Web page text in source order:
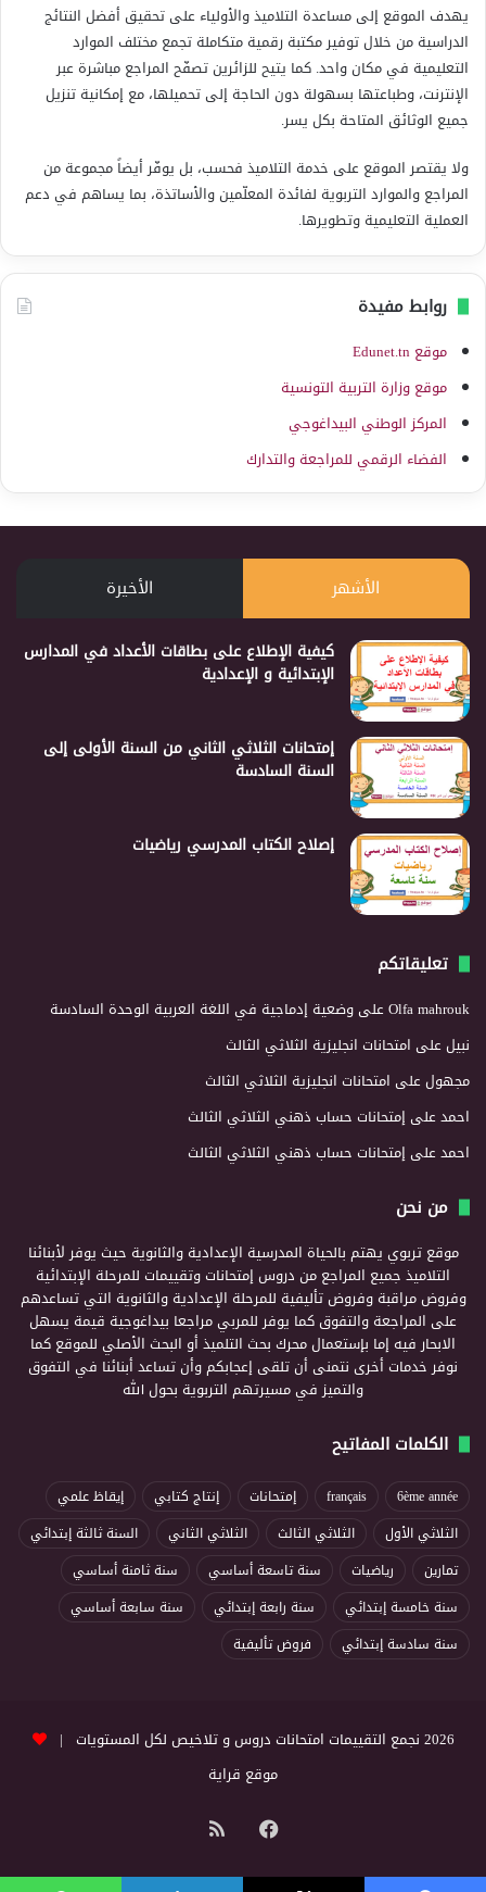
يهدف الموقع إلى مساعدة التلاميذ والأولياء على تحقيق أفضل النتائج
الدراسية من خلال توفير مكتبة رقمية متكاملة تجمع مختلف الموارد
التعليمية في مكان واحد. كما يتيح للزائرين تصفّح المراجع مباشرة عبر
الإنترنت، وطباعتها بسهولة دون الحاجة إلى تحميلها، مع إمكانية تنزيل
جميع الوثائق المتاحة بكل يسر.
ولا يقتصر الموقع على خدمة التلاميذ فحسب، بل يوفّر أيضاً مجموعة من
المراجع والموارد التربوية لفائدة المعلّمين والأساتذة، بما يساهم في دعم
العملية التعليمية وتطويرها.
روابط مفيدة
موقع Edunet.tn
موقع وزارة التربية التونسية
المركز الوطني البيداغوجي
الفضاء الرقمي للمراجعة والتدارك
الأشهر الأخيرة
كيفية الإطلاع على بطاقات الأعداد في المدارس
الإبتدائية و الإعدادية
إمتحانات الثلاثي الثاني من السنة الأولى إلى
السنة السادسة
إصلاح الكتاب المدرسي رياضيات
تعليقاتكم
Olfa mahroukعلى وضعية إدماجية في اللغة العربية الوحدة السادسة
نبيلعلى امتحانات انجليزية الثلاثي الثالث
مجهولعلى امتحانات انجليزية الثلاثي الثالث
احمدعلى إمتحانات حساب ذهني الثلاثي الثالث
احمدعلى إمتحانات حساب ذهني الثلاثي الثالث
من نحن
موقع تربوي يهتم بالحياة المدرسية الإعدادية والثانوية حيث يوفر لأبنائنا
التلاميذ جميع المراجع من دروس إمتحانات وتقييمات للمرحلة الإبتدائية
وفروض مراقبة وفروض تأليفية للمرحلة الإعدادية والثانوية التي تساعدهم
على المراجعة والتفوق كما يوفر للمربي مراجعا بيداغوجية قيمة يسهل
الابحار فيه إما بإستعمال محرك بحث التلميذ أو البحث الأصلي للموقع كما
نوفر خدمات أخرى نتمنى أن تلقى إعجابكم وأن تساعد أبنائنا في التفوق
والتميز في مسيرتهم التربوية بحول الله
الكلمات المفاتيح
6ème année
français إمتحانات إنتاج كتابي
إيقاظ علمي
الثلاثي الأول
الثلاثي الثالث الثلاثي الثاني
السنة ثالثة إبتدائي
تمارين
رياضيات سنة تاسعة أساسي
سنة ثامنة أساسي
سنة خامسة إبتدائي
سنة رابعة إبتدائي
سنة سابعة أساسي
سنة سادسة إبتدائي
فروض تأليفية
2026 نجمع التقييمات امتحانات دروس و تلاخيص لكل المستويات |
موقع قراية
فيسبوك
الموقع